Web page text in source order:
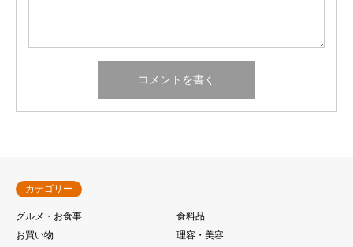
カテゴリー
グルメ・お食事
食料品
お買い物
理容・美容